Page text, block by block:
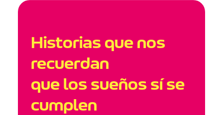
Historias que nos
recuerdan
que los sueños sí se
cumplen